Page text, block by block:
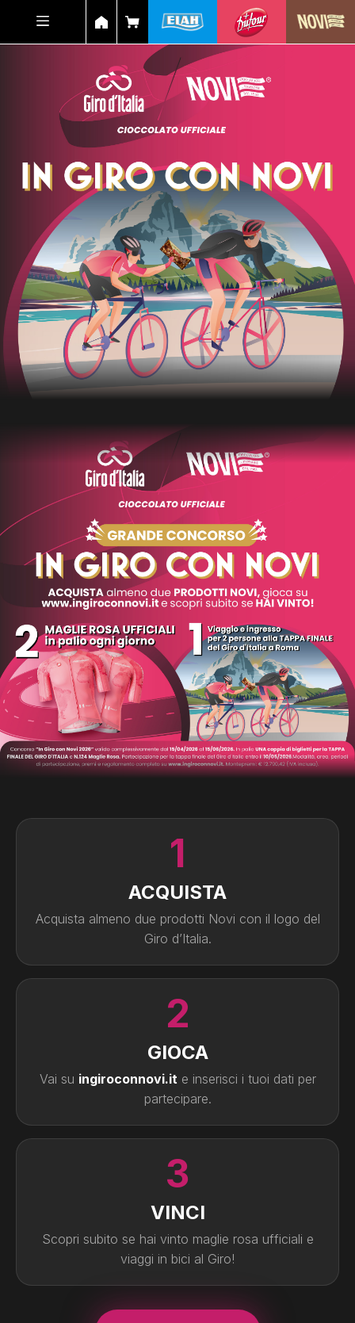
1
ACQUISTA
Acquista almeno due prodotti Novi con il logo del
Giro d’Italia.
2
GIOCA
Vai su ingiroconnovi.ite inserisci i tuoi dati per
partecipare.
3
VINCI
Scopri subito se hai vinto maglie rosa ufficiali e
viaggi in bici al Giro!